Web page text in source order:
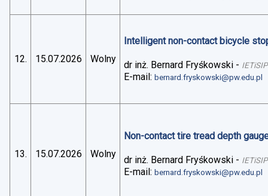
12. 15.07.2026 Wolny
Intelligent non-contact bicycle
dr inż. Bernard Fryśkowski - IETiSIP
E-mail:bernard.fryskowski@pw.edu.pl
13. 15.07.2026 Wolny
Non-contact tire tread depth
dr inż. Bernard Fryśkowski - IETiSIP
E-mail:bernard.fryskowski@pw.edu.pl